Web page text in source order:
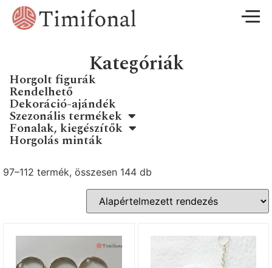
Kategóriák
Horgolt figurák
Rendelhető
Dekoráció-ajándék
Szezonális termékek
Fonalak, kiegészítők
Horgolás minták
97–112 termék, összesen 144 db